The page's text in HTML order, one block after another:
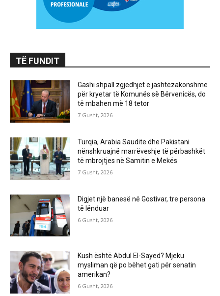
TË FUNDIT
Gashi shpall zgjedhjet e jashtëzakonshme
për kryetar të Komunës së Bërvenicës, do
të mbahen më 18 tetor
7 Gusht, 2026
Turqia, Arabia Saudite dhe Pakistani
nënshkruajnë marrëveshje të përbashkët
të mbrojtjes në Samitin e Mekës
7 Gusht, 2026
Digjet një banesë në Gostivar, tre persona
të lënduar
6 Gusht, 2026
Kush është Abdul El-Sayed? Mjeku
mysliman që po bëhet gati për senatin
amerikan?
6 Gusht, 2026